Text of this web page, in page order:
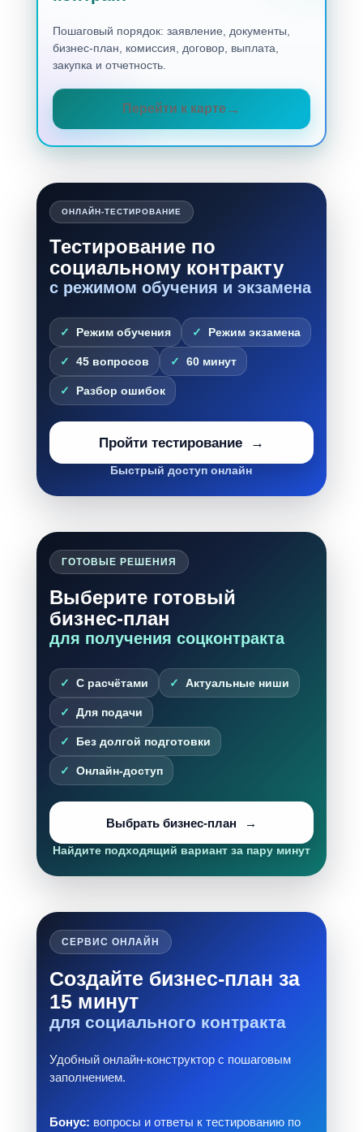
Пошаговый порядок: заявление, документы,
бизнес-план, комиссия, договор, выплата,
закупка и отчетность.
Перейти к карте
ОНЛАЙН-ТЕСТИРОВАНИЕ
Тестирование по
социальному контракту
с режимом обучения и экзамена
Режим обучения Режим экзамена
45 вопросов 60 минут
Разбор ошибок
Пройти тестирование
Быстрый доступ онлайн
ГОТОВЫЕ РЕШЕНИЯ
Выберите готовый
бизнес-план
для получения соцконтракта
С расчётами Актуальные ниши
Для подачи
Без долгой подготовки
Онлайн-доступ
Выбрать бизнес-план
Найдите подходящий вариант за пару минут
СЕРВИС ОНЛАЙН
Создайте бизнес-план за
15 минут
для социального контракта
Удобный онлайн-конструктор с пошаговым
заполнением.
Бонус: вопросы и ответы к тестированию по